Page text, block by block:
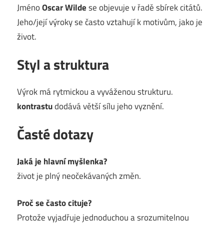
JménoOscar Wildese objevuje v řadě sbírek citátů.
Jeho/její výroky se často vztahují k motivům, jako je
život.
Styl a struktura
Výrok má rytmickou a vyváženou strukturu.
kontrastudodává větší sílu jeho vyznění.
Časté dotazy
Jaká je hlavní myšlenka?
život je plný neočekávaných změn.
Proč se často cituje?
Protože vyjadřuje jednoduchou a srozumitelnou